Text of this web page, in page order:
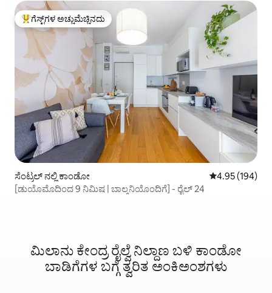
ಗೆಸ್ಟ್‌ಗಳಿಗೆ ಅತಿ ಹೆಚ್ಚು ಅಚ್ಚುಮೆಚ್ಚಿನದು
ಗೆಸ್ಟ್‌ಗಳ ಅಚ್ಚುಮೆಚ್ಚಿನದು
ಸೆಂಟ್ರಲ್ ನಲ್ಲಿ ಕಾಂಡೋ 5 ರಲ್ಲಿ 4.95
4.95 (194)
[ಡುಯೊಮೊದಿಂದ 9 ನಿಮಿಷ | ಬಾಲ್ಕನಿಯೊಂದಿಗೆ] - ರೈಲ್ 24
ಮಿಲಾನು ಕೇಂದ್ರ ರೈಲ್ವೆ ನಿಲ್ದಾಣ ಬಳಿ ಕಾಂಡೋ
ಬಾಡಿಗೆಗಳ ಬಗ್ಗೆ ತ್ವರಿತ ಅಂಕಿಅಂಶಗಳು